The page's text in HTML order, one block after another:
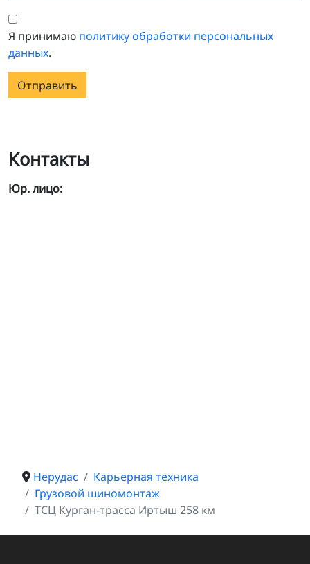
Я принимаю политику обработки персональных
данных.
Отправить
Контакты
Юр. лицо:
Нерудас
Карьерная техника
Грузовой шиномонтаж
ТСЦ Курган-трасса Иртыш 258 км